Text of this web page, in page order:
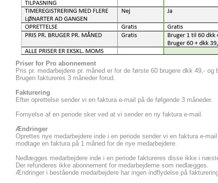
Priser for Pro abonnement
Pris pr. medarbejdere pr. måned er for de første 60 brugere dkk 49,- og
Brugen faktureres 3 måneder forud.
Fakturering
Efter oprettelse sender vi en faktura e-mail på de følgende 3 måneder.
Fornyelse af en periode sker ved at vi sender en ny faktura e-mail.
Ændringer
Oprettes nye medarbejdere inde i en periode sender vi en faktura e-
modtage en faktura på 1 måned for de nye medarbejdere.
Nedlægges medarbejdere inde i en periode faktureres disse ikke i
Der refunderes ikke abonnement for medarbejderne som nedlægges.
Ændringer i bestående medarbejdere har ingen indflydelse på